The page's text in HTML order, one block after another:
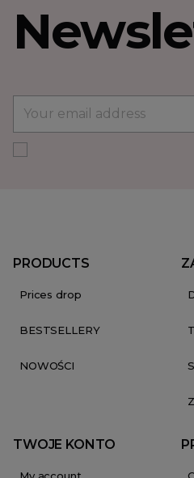
PRODUCTS
Prices drop
BESTSELLERY
NOWOŚCI
TWOJE KONTO